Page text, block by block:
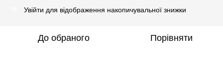
Увійти для відображення накопичувальної знижки
До обраного Порівняти